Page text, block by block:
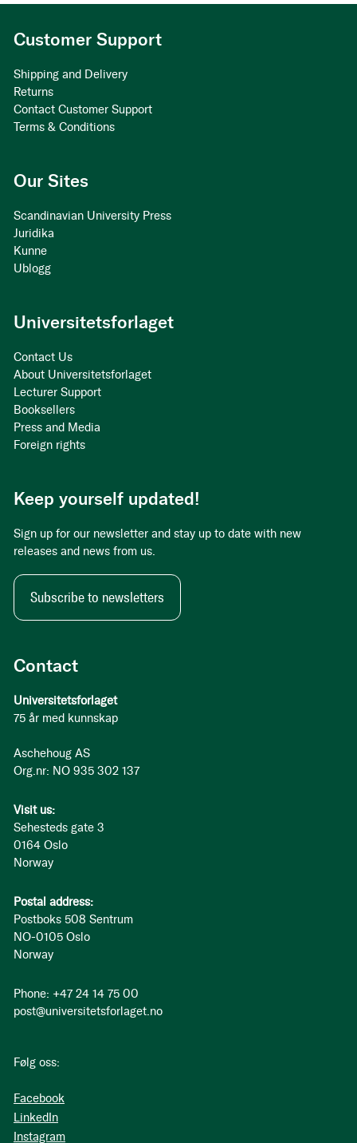
Contact
Universitetsforlaget
75 år med kunnskap
Aschehoug AS
Org.nr: NO 935 302 137
Visit us:
Sehesteds gate 3
0164 Oslo
Norway
Postal address:
Postboks 508 Sentrum
NO-0105 Oslo
Norway
Phone: +47 24 14 75 00
post@universitetsforlaget.no
Følg oss:
Facebook
LinkedIn
Instagram
Customer Support
Shipping and Delivery
Returns
Contact Customer Support
Terms & Conditions
Our Sites
Scandinavian University Press
Juridika
Kunne
Ublogg
Universitetsforlaget
Contact Us
About Universitetsforlaget
Lecturer Support
Booksellers
Press and Media
Foreign rights
Keep yourself updated!
Sign up for our newsletter and stay up to date with new
releases and news from us.
Subscribe to newsletters